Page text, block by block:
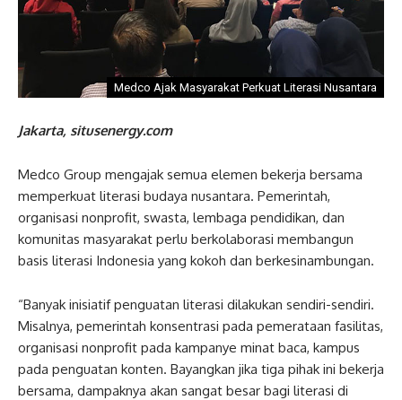
Medco Ajak Masyarakat Perkuat Literasi Nusantara
Jakarta, situsenergy.com
Medco Group mengajak semua elemen bekerja bersama
memperkuat literasi budaya nusantara. Pemerintah,
organisasi nonprofit, swasta, lembaga pendidikan, dan
komunitas masyarakat perlu berkolaborasi membangun
basis literasi Indonesia yang kokoh dan berkesinambungan.
“Banyak inisiatif penguatan literasi dilakukan sendiri-sendiri.
Misalnya, pemerintah konsentrasi pada pemerataan fasilitas,
organisasi nonprofit pada kampanye minat baca, kampus
pada penguatan konten. Bayangkan jika tiga pihak ini bekerja
bersama, dampaknya akan sangat besar bagi literasi di